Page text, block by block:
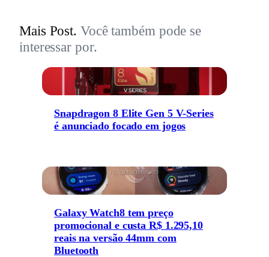
Mais Post. Você também pode se
interessar por.
Snapdragon 8 Elite Gen 5 V-Series
é anunciado focado em jogos
Galaxy Watch8 tem preço
promocional e custa R$ 1.295,10
reais na versão 44mm com
Bluetooth